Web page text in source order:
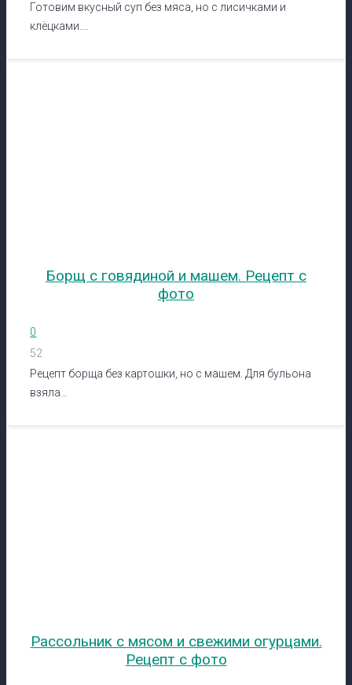
Готовим вкусный суп без мяса, но с лисичками и
клёцками.…
Борщ с говядиной и машем. Рецепт с
фото
0
52
Рецепт борща без картошки, но с машем. Для бульона
взяла…
Рассольник с мясом и свежими огурцами.
Рецепт с фото